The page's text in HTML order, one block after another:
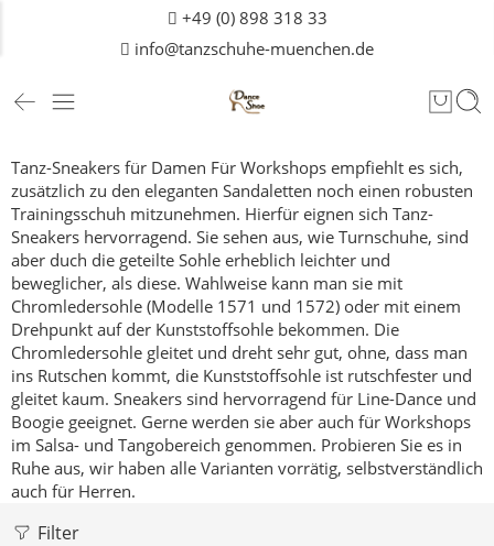
+49 (0) 898 318 33
info@tanzschuhe-muenchen.de
Tanz-Sneakers für Damen Für Workshops empfiehlt es sich,
zusätzlich zu den eleganten Sandaletten noch einen robusten
Trainingsschuh mitzunehmen. Hierfür eignen sich Tanz-
Sneakers hervorragend. Sie sehen aus, wie Turnschuhe, sind
aber duch die geteilte Sohle erheblich leichter und
beweglicher, als diese. Wahlweise kann man sie mit
Chromledersohle (Modelle 1571 und 1572) oder mit einem
Drehpunkt auf der Kunststoffsohle bekommen. Die
Chromledersohle gleitet und dreht sehr gut, ohne, dass man
ins Rutschen kommt, die Kunststoffsohle ist rutschfester und
gleitet kaum. Sneakers sind hervorragend für Line-Dance und
Boogie geeignet. Gerne werden sie aber auch für Workshops
im Salsa- und Tangobereich genommen. Probieren Sie es in
Ruhe aus, wir haben alle Varianten vorrätig, selbstverständlich
auch für Herren.
Filter